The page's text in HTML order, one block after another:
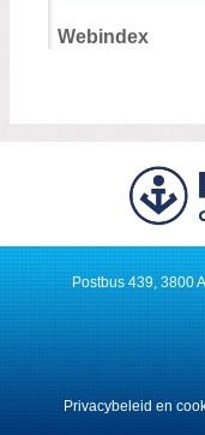
Webindex
Postbus 439, 3800
mediaPrivacybeleid en